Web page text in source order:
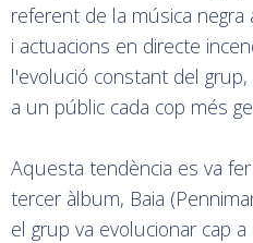
referent de la música negra
i actuacions en directe
l'evolució constant del
a un públic cada cop més
Aquesta tendència es va
tercer àlbum, Baia
el grup va evolucionar cap